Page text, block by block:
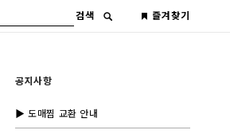
검색 즐겨찾기
공지사항
▶ 도매찜 교환 안내